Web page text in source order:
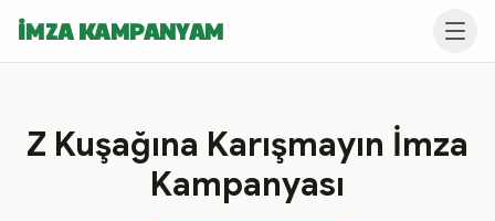
İMZA KAMPANYAM
Z Kuşağına Karışmayın İmza
Kampanyası